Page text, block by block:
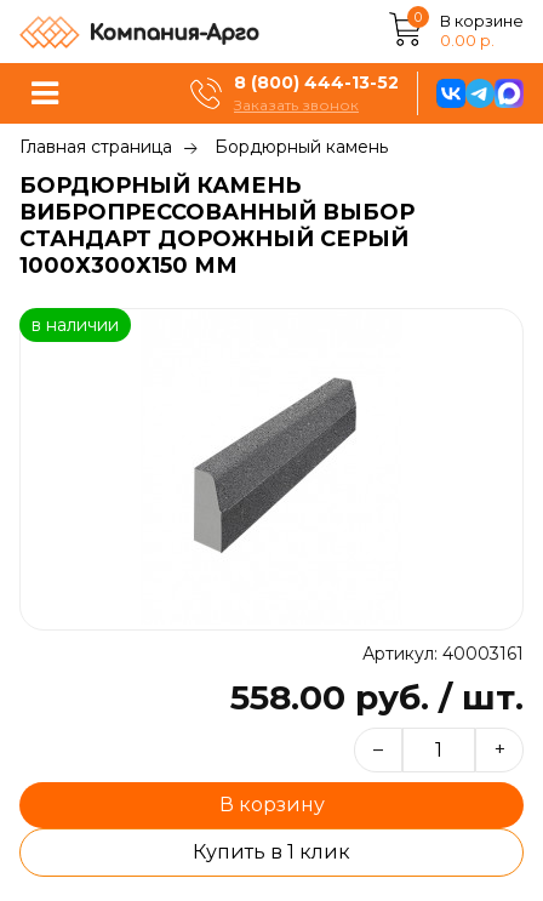
0
В корзине
0.00 р.
8 (800) 444-13-52
Заказать звонок
Главная страница Бордюрный камень
БОРДЮРНЫЙ КАМЕНЬ
ВИБРОПРЕССОВАННЫЙ ВЫБОР
СТАНДАРТ ДОРОЖНЫЙ СЕРЫЙ
1000Х300Х150 ММ
в наличии
Артикул: 40003161
558.00 руб. / шт.
– +
В корзину
Купить в 1 клик